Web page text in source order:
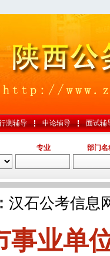
测辅导 申论辅导 面试辅
专业 部门名
汉石公考信息
事业单